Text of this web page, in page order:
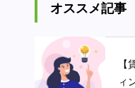
オススメ記事
【
ィ